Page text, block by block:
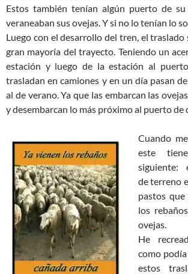
Estos también tenían algún puerto de
veraneaban sus ovejas. Y si no lo tenían lo
Luego con el desarrollo del tren, el traslado
gran mayoría del trayecto. Teniendo un
estación y luego de la estación al
trasladan en camiones y en un día pasan
al de verano. Ya que las embarcan las
y desembarcan lo más próximo al puerto de
Cuando
este
siguiente:
de terreno
pastos
los
ovejas.
He
como
estos